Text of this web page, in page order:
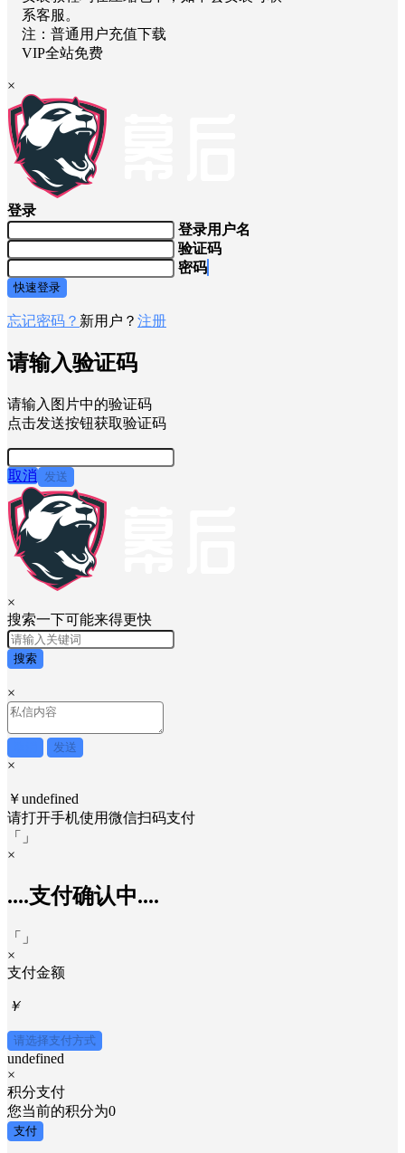
系客服。
注：普通用户充值下载
VIP全站免费
×
登录
登录用户名
验证码
密码
快速登录
忘记密码？ 新用户？ 注册
请输入验证码
请输入图片中的验证码
点击发送按钮获取验证码
取消 发送
×
搜索一下可能来得更快
搜索
×
发送
×
￥undefined
请打开手机使用微信扫码支付
「
」
×
....支付确认中....
「
」
×
支付金额
￥
请选择支付方式
undefined
×
积分支付
您当前的积分为0
支付